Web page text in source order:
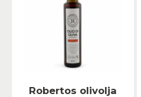
Robertos olivolja